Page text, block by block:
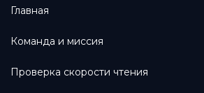
Главная
Команда и миссия
Проверка скорости чтения